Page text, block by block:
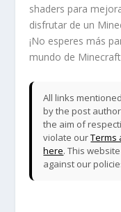
shaders para
disfrutar de un
¡No esperes más
mundo de
All links
by the post
the aim of
violate ourTerms
here. This
against our